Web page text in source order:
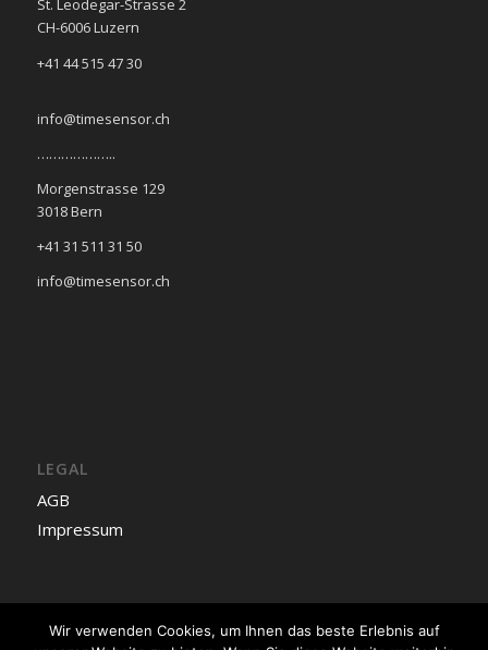
St. Leodegar-Strasse 2
CH-6006 Luzern
+41 44 515 47 30
info@timesensor.ch
………………..
Morgenstrasse 129
3018 Bern
+41 31 511 31 50
info@timesensor.ch
LEGAL
AGB
Impressum
Wir verwenden Cookies, um Ihnen das beste Erlebnis auf